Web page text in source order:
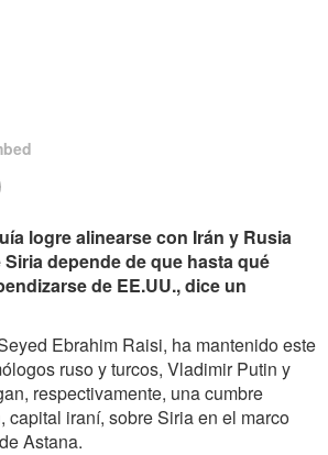
logre alinearse con Irán y Rusia
depende de que hasta qué
de EE.UU., dice un
Ebrahim Raisi, ha mantenido este
ruso y turcos, Vladimir Putin y
respectivamente, una cumbre
capital iraní, sobre Siria en el marco
Astana.